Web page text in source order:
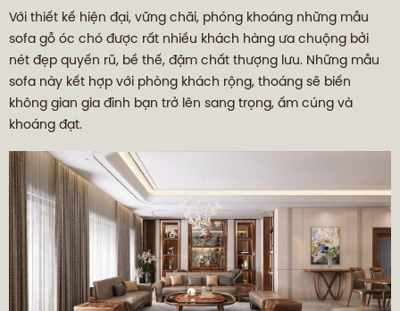
Với thiết kế hiện đại, vững chãi, phóng khoáng những mẫu
sofa gỗ óc chó được rất nhiều khách hàng ưa chuộng bởi
nét đẹp quyến rũ, bề thế, đậm chất thượng lưu. Những mẫu
sofa này kết hợp với phòng khách rộng, thoáng sẽ biến
không gian gia đình bạn trở lên sang trọng, ấm cúng và
khoáng đạt.